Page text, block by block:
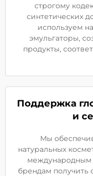
строгому
синтетических
используем
эмульгаторы,
продукты,
Поддержка
и
Мы
натуральных
международным
брендам получить